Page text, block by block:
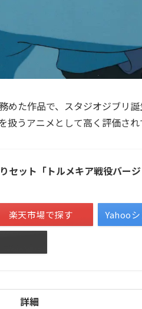
めた作品で、スタジオジブリ
うアニメとして高く評価され
セット「トルメキア戦役バージ
楽天市場で探す Yahoo
詳細